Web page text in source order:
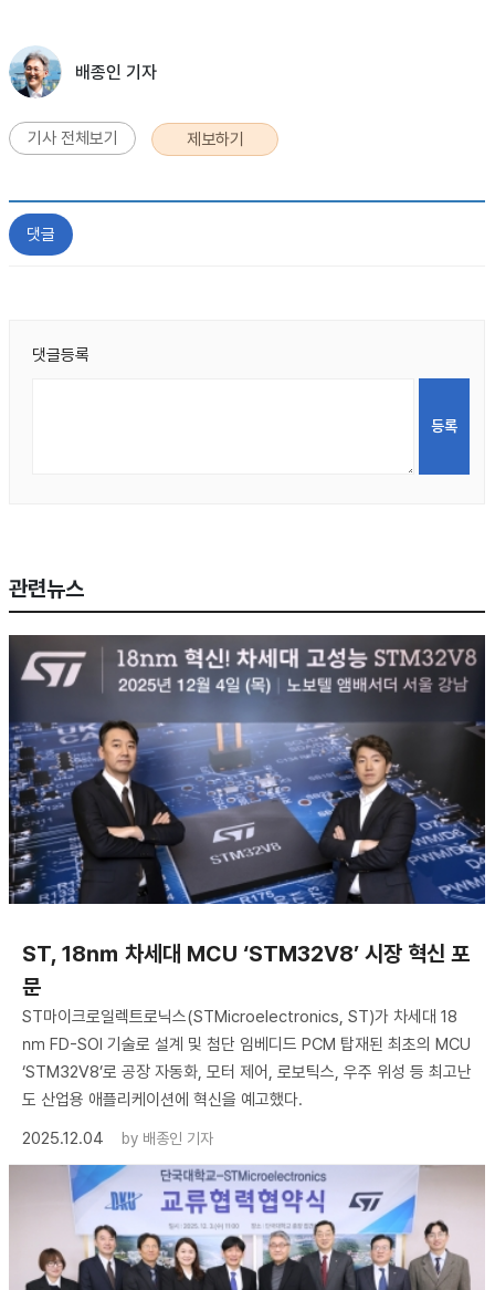
배종인 기자
기사 전체보기 제보하기
댓글
댓글등록
관련뉴스
ST, 18㎚ 차세대 MCU ‘STM32V8’ 시장 혁신 포
문
ST마이크로일렉트로닉스(STMicroelectronics, ST)가 차세대 18
㎚ FD-SOI 기술로 설계 및 첨단 임베디드 PCM 탑재된 최초의 MCU
‘STM32V8’로 공장 자동화, 모터 제어, 로보틱스, 우주 위성 등 최고난
도 산업용 애플리케이션에 혁신을 예고했다.
2025.12.04
by 배종인 기자